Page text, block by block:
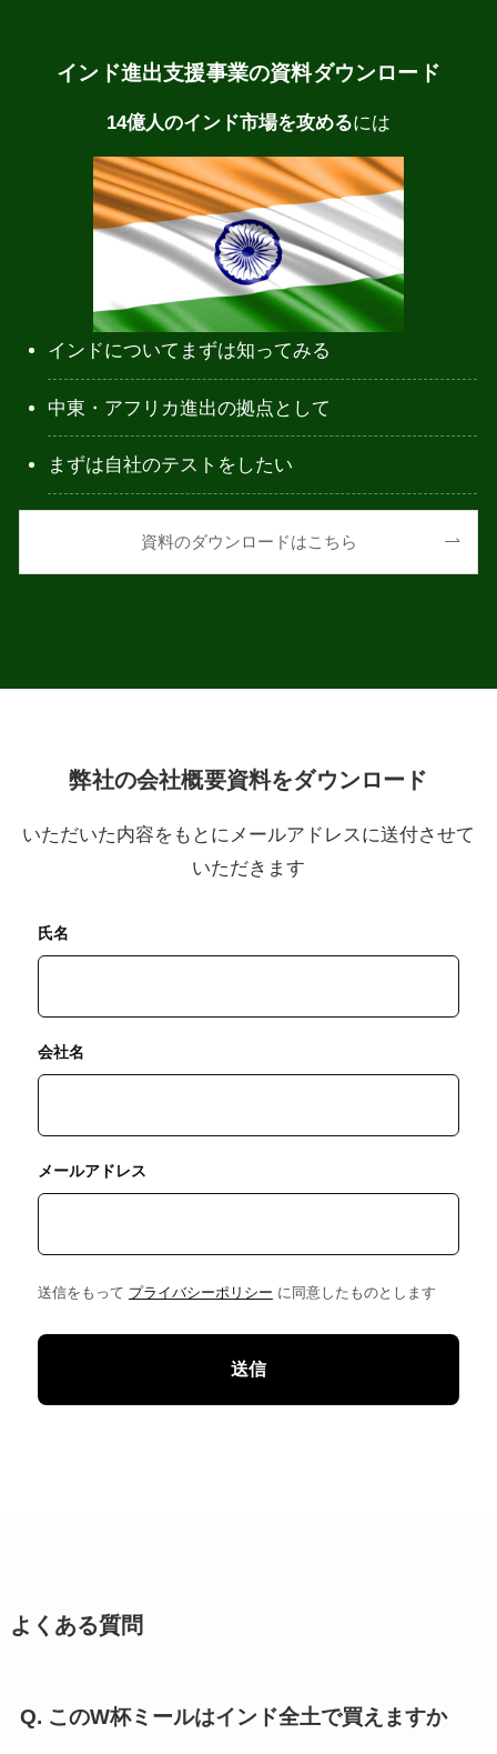
インド進出支援事業の資料ダウンロード
14億人のインド市場を攻めるには
インドについてまずは知ってみる
中東・アフリカ進出の拠点として
まずは自社のテストをしたい
資料のダウンロードはこちら
弊社の会社概要資料をダウンロード
いただいた内容をもとにメールアドレスに送付させて
いただきます
氏名
会社名
メールアドレス
送信をもって プライバシーポリシー に同意したものとします
よくある質問
Q. このW杯ミールはインド全土で買えますか